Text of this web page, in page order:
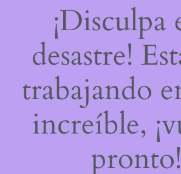
¡Disculpa
desastre!
trabajando
increíble,
pronto!